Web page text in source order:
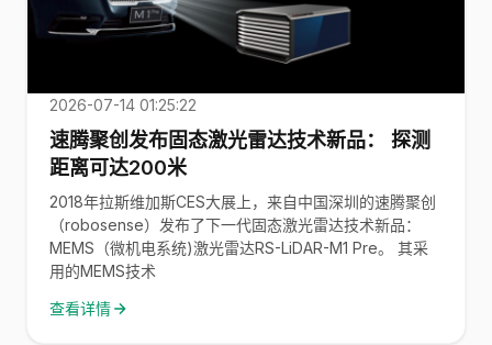
2026-07-14 01:25:22
速腾聚创发布固态激光雷达技术新品： 探测
距离可达200米
2018年拉斯维加斯CES大展上，来自中国深圳的速腾聚创
（robosense）发布了下一代固态激光雷达技术新品：
MEMS（微机电系统)激光雷达RS-LiDAR-M1 Pre。 其采
用的MEMS技术
查看详情